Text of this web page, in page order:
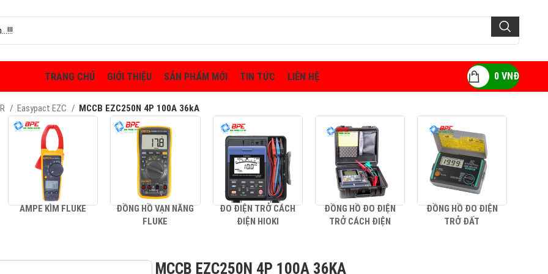
TRANG CHỦ GIỚI THIỆU SẢN PHẨM MỚI TIN TỨC LIÊN HỆ 0 VNĐ
Easypact EZC MCCB EZC250N 4P 100A 36kA
AMPE KÌM FLUKE
ĐỒNG HỒ VẠN NĂNG
FLUKE
ĐO ĐIỆN TRỞ CÁCH
ĐIỆN HIOKI
ĐỒNG HỒ ĐO ĐIỆN
TRỞ CÁCH ĐIỆN
ĐỒNG HỒ ĐO ĐIỆN
TRỞ ĐẤT
MCCB EZC250N 4P 100A 36KA